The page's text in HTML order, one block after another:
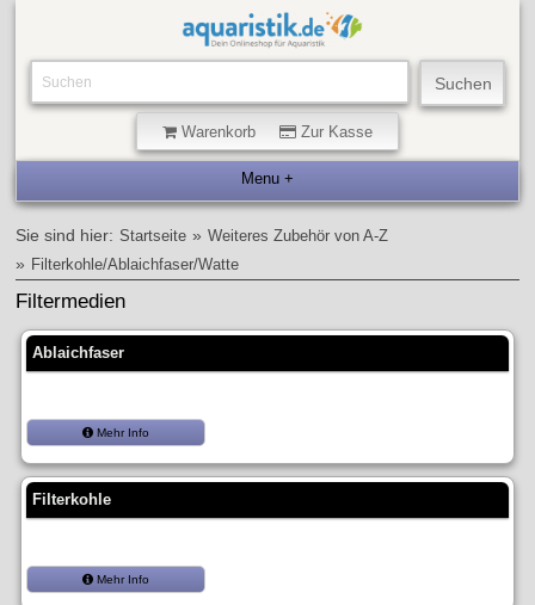
Warenkorb Zur Kasse
Sie sind hier: Startseite » Weiteres Zubehör von A-Z
» Filterkohle/Ablaichfaser/Watte
Filtermedien
Ablaichfaser
Mehr Info
Filterkohle
Mehr Info